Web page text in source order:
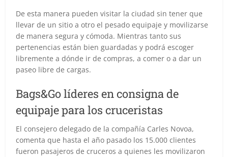
De esta manera pueden visitar la ciudad sin tener que
llevar de un sitio a otro el pesado equipaje y movilizarse
de manera segura y cómoda. Mientras tanto sus
pertenencias están bien guardadas y podrá escoger
libremente a dónde ir de compras, a comer o a dar un
paseo libre de cargas.
Bags&Go líderes en consigna de
equipaje para los cruceristas
El consejero delegado de la compañía Carles Novoa,
comenta que hasta el año pasado los 15.000 clientes
fueron pasajeros de cruceros a quienes les movilizaron